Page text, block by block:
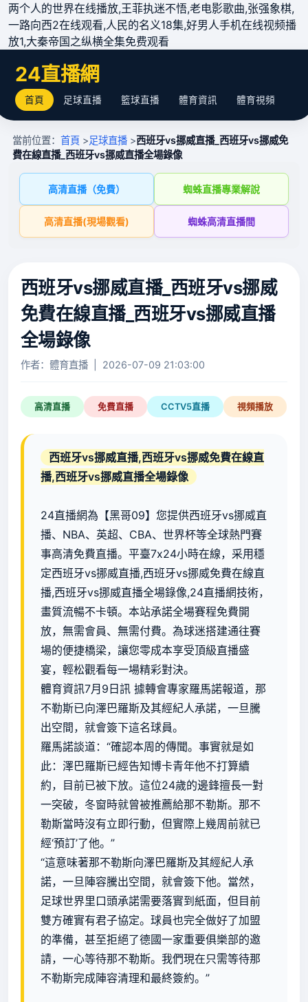
两个人的世界在线播放,王菲执迷不悟,老电影歌曲,张强象棋,
一路向西2在线观看,人民的名义18集,好男人手机在线视频播
放1,大秦帝国之纵横全集免费观看
24直播網
首頁 足球直播 籃球直播 體育資訊 體育視頻
當前位置： 首頁 >足球直播 >西班牙vs挪威直播_西班牙vs挪威免
費在線直播_西班牙vs挪威直播全場錄像
高清直播（免費） 蜘蛛直播專業解說
高清直播(現場觀看) 蜘蛛高清直播間
西班牙vs挪威直播_西班牙vs挪威
免費在線直播_西班牙vs挪威直播
全場錄像
作者：體育直播 | 2026-07-09 21:03:00
高清直播 免費直播 CCTV5直播 視頻播放
西班牙vs挪威直播,西班牙vs挪威免費在線直
播,西班牙vs挪威直播全場錄像
24直播網為【黑哥09】您提供西班牙vs挪威直
播、NBA、英超、CBA、世界杯等全球熱門賽
事高清免費直播。平臺7x24小時在線，采用穩
定西班牙vs挪威直播,西班牙vs挪威免費在線直
播,西班牙vs挪威直播全場錄像,24直播網技術，
畫質流暢不卡頓。本站承諾全場賽程免費開
放，無需會員、無需付費。為球迷搭建通往賽
場的便捷橋梁，讓您零成本享受頂級直播盛
宴，輕松觀看每一場精彩對決。
體育資訊7月9日訊 據轉會專家羅馬諾報道，那
不勒斯已向澤巴羅斯及其經紀人承諾，一旦騰
出空間，就會簽下這名球員。
羅馬諾談道：“確認本周的傳聞。事實就是如
此：澤巴羅斯已經告知博卡青年他不打算續
約，目前已被下放。這位24歲的邊鋒擅長一對
一突破，冬窗時就曾被推薦給那不勒斯。那不
勒斯當時沒有立即行動，但實際上幾周前就已
經‘預訂’了他。”
“這意味著那不勒斯向澤巴羅斯及其經紀人承
諾，一旦陣容騰出空間，就會簽下他。當然，
足球世界里口頭承諾需要落實到紙面，但目前
雙方確實有君子協定。球員也完全做好了加盟
的準備，甚至拒絕了德國一家重要俱樂部的邀
請，一心等待那不勒斯。我們現在只需等待那
不勒斯完成陣容清理和最終簽約。”